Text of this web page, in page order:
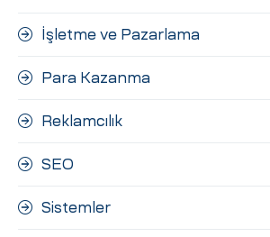
İşletme ve Pazarlama
Para Kazanma
Reklamcılık
SEO
Sistemler